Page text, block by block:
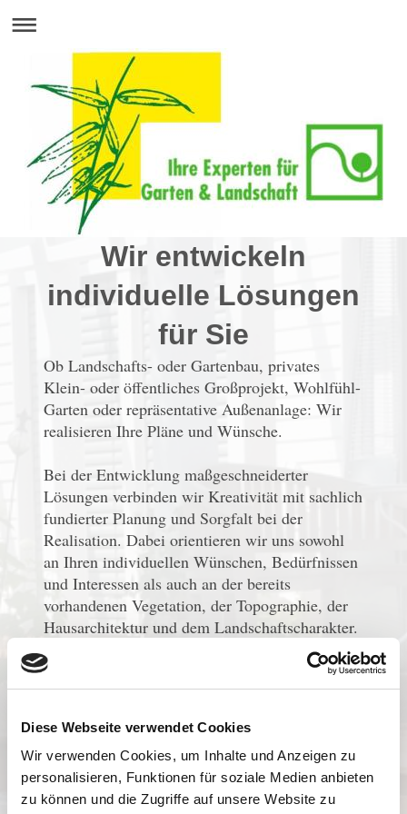
Diese Webseite verwendet Cookies
Wir verwenden Cookies, um Inhalte und Anzeigen zu
personalisieren, Funktionen für soziale Medien anbieten
zu können und die Zugriffe auf unsere Website zu
Wir entwickeln
individuelle Lösungen
für Sie
Ob Landschafts- oder Gartenbau, privates
Klein- oder öffentliches Großprojekt, Wohlfühl-
Garten oder repräsentative Außenanlage: Wir
realisieren Ihre Pläne und Wünsche.
Bei der Entwicklung maßgeschneiderter
Lösungen verbinden wir Kreativität mit sachlich
fundierter Planung und Sorgfalt bei der
Realisation. Dabei orientieren wir uns sowohl
an Ihren individuellen Wünschen, Bedürfnissen
und Interessen als auch an der bereits
vorhandenen Vegetation, der Topographie, der
Hausarchitektur und dem Landschaftscharakter.
Das Ergebnis: ein rundum stimmiges Konzept.
Was unser Team auszeichnet
Fachkundige Beratung
Sorgfältige Planung und Realisation
Gewissenhafte Organisation des
Bauprozesses